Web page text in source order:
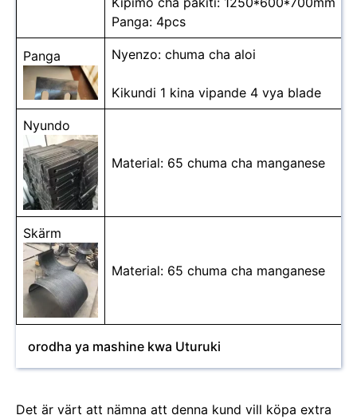
Panga: 4pcs
Panga Nyenzo: chuma cha aloi
Kikundi 1 kina vipande 4 vya blade
Nyundo
Material: 65 chuma cha manganese
Skärm
Material: 65 chuma cha manganese
orodha ya mashine kwa Uturuki
Det är värt att nämna att denna kund vill köpa extra